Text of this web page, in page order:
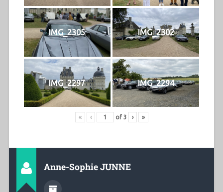
IMG_2305 IMG_2302
IMG_2297 IMG_2294
« ‹ of 3 › »
Anne-Sophie JUNNE